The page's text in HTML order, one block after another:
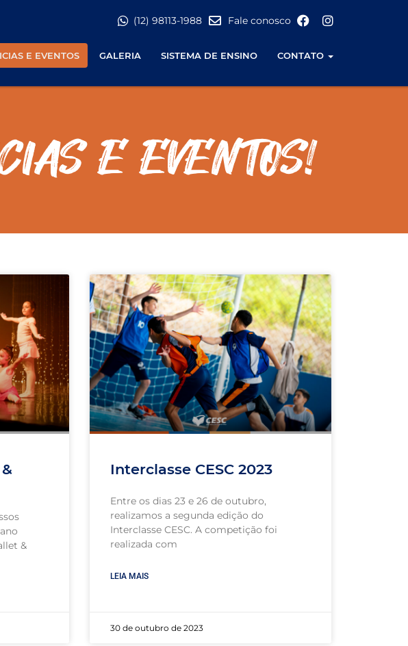
(12) 98113-1988 Fale conosco
E EVENTOS GALERIA SISTEMA DE ENSINO CONTATO
E EVENTOS!
&
Interclasse CESC 2023
Entre os dias 23 e 26 de outubro,
realizamos a segunda edição do
Interclasse CESC. A competição foi
realizada com
LEIA MAIS
30 de outubro de 2023